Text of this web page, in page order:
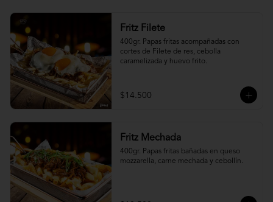
Fritz Filete
400gr. Papas fritas acompañadas con
cortes de Filete de res, cebolla
caramelizada y huevo frito.
$14.500
Fritz Mechada
400gr. Papas fritas bañadas en queso
mozzarella, carne mechada y cebollín.